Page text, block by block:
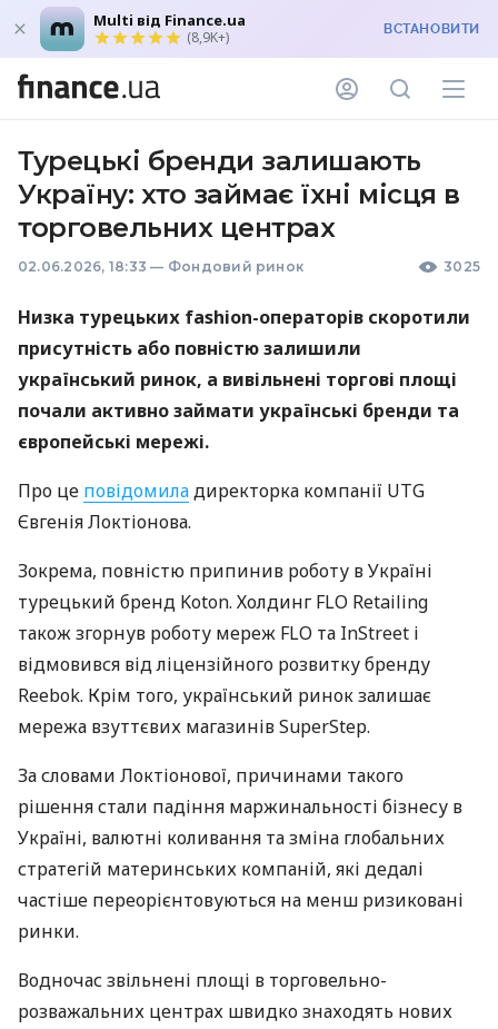
Multi від Finance.ua
(8,9K+) ВСТАНОВИТИ
Турецькі бренди залишають
Україну: хто займає їхні місця в
торговельних центрах
02.06.2026, 18:33 — Фондовий ринок 3025
Низка турецьких fashion-операторів скоротили
присутність або повністю залишили
український ринок, а вивільнені торгові площі
почали активно займати українські бренди та
європейські мережі.
Про це повідомиладиректорка компанії UTG
Євгенія Локтіонова.
Зокрема, повністю припинив роботу в Україні
турецький бренд Koton. Холдинг FLO Retailing
також згорнув роботу мереж FLO та InStreet і
відмовився від ліцензійного розвитку бренду
Reebok. Крім того, український ринок залишає
мережа взуттєвих магазинів SuperStep.
За словами Локтіонової, причинами такого
рішення стали падіння маржинальності бізнесу в
Україні, валютні коливання та зміна глобальних
стратегій материнських компаній, які дедалі
частіше переорієнтовуються на менш ризиковані
ринки.
Водночас звільнені площі в торговельно-
розважальних центрах швидко знаходять нових